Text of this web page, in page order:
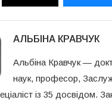
АЛЬБІНА КРАВЧУК
Альбіна Кравчук —
наук, професор,
із 35 досвідом.